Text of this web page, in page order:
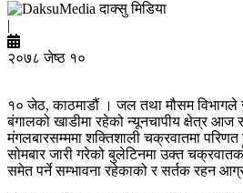
दाक्सु मिडिया
|
२०७८ जेष्ठ १०
१० जेठ, काठमाडौं । जल तथा मौसम विभागले
बंगालको खाडीमा रहेको न्यूनचापीय क्षेत्र आज
मंगलबारसम्ममा शक्तिशाली चक्रवातमा
सोमबार जारी गरेको बुलेटिनमा उक्त
समेत पर्ने सम्भावना रहेकाको र सर्तक रहन